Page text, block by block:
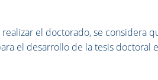
el doctorado, se considera
el desarrollo de la tesis doctoral